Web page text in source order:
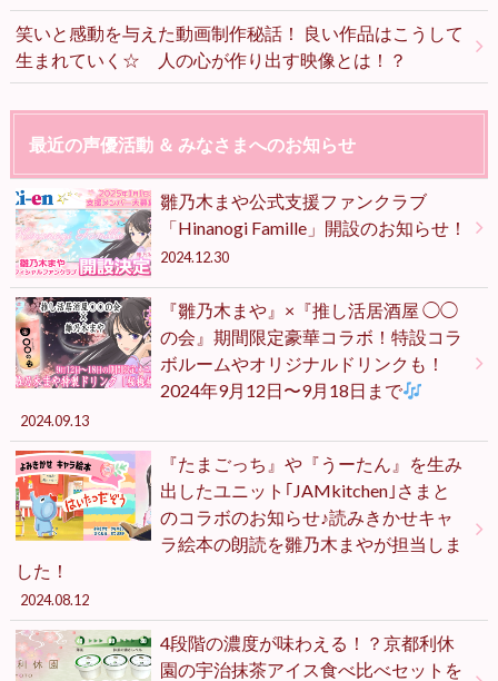
笑いと感動を与えた動画制作秘話！ 良い作品はこうして
生まれていく☆ 人の心が作り出す映像とは！？
最近の声優活動 ＆ みなさまへのお知らせ
雛乃木まや公式支援ファンクラブ
「Hinanogi Famille」開設のお知らせ！
2024.12.30
『雛乃木まや』×『推し活居酒屋 ◯◯
の会』期間限定豪華コラボ！特設コラ
ボルームやオリジナルドリンクも！
2024年9月12日〜9月18日まで
2024.09.13
『たまごっち』や『うーたん』を生み
出したユニット｢JAMkitchen｣さまと
のコラボのお知らせ♪読みきかせキャ
ラ絵本の朗読を雛乃木まやが担当しま
した！
2024.08.12
4段階の濃度が味わえる！？京都利休
園の宇治抹茶アイス食べ比べセットを